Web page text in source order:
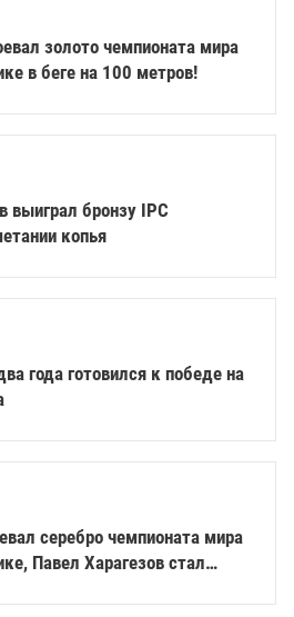
золото чемпионата мира
в беге на 100 метров!
выиграл бронзу IPC
копья
года готовился к победе на
серебро чемпионата мира
Павел Харагезов стал